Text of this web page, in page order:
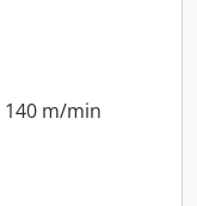
140 m/min